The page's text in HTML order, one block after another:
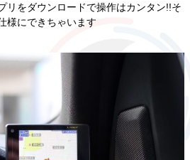
リをダウンロードで操作はカンタン!!そ
様にできちゃいます